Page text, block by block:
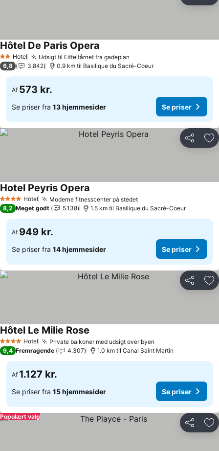
2 Stjerner
Hotel Udsigt til Eiffeltårnet fra gadeplan
Hôtel De Paris Opera
6,8 3.842 0.9 km til Basilique du Sacré-Coeur
Af 573 kr.
Se priser fra 13 hjemmesider Se priser
Del
4 StjernerHotel Moderne fitnesscenter på stedetSe priser
Hotel Peyris Opera
8,2 Meget godt 5.138 1.5 km til Basilique du Sacré-Coeur
Af 949 kr.
Se priser fra 14 hjemmesider Se priser
Del
4 StjernerHotel Private balkoner med udsigt over byen
Hôtel Le Milie Rose
9,4 Fremragende 4.307 1.0 km til Canal Saint Martin
Af 1.127 kr.
Se priser fra 15 hjemmesider Se priser
Del
Populært valg